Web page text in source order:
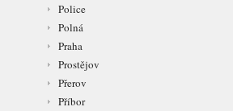
Police
Polná
Praha
Prostějov
Přerov
Příbor